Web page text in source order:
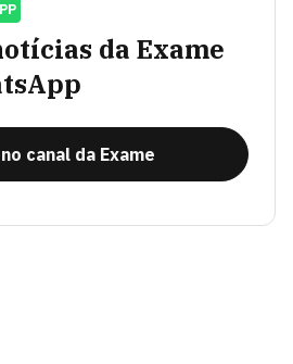
da Exame
canal da Exame